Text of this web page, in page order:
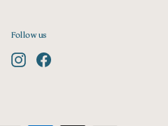
Follow us
InstagramFacebook